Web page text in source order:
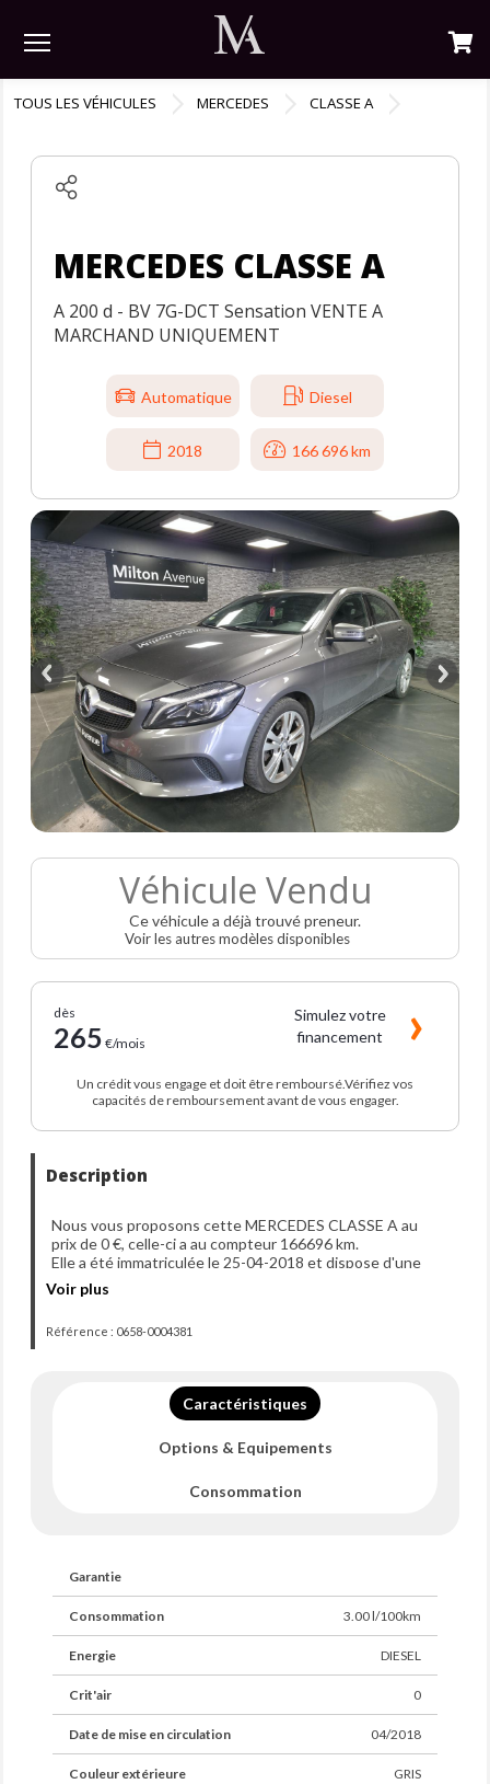
TOUS LES VÉHICULES MERCEDES CLASSE A
MERCEDES CLASSE A
A 200 d - BV 7G-DCT Sensation VENTE A
MARCHAND UNIQUEMENT
Automatique Diesel
2018 166 696 km
Véhicule Vendu
Ce véhicule a déjà trouvé preneur.
Voir les autres modèles disponibles
dès
265 €/mois
Simulez votre
financement
Un crédit vous engage et doit être remboursé.Vérifiez vos
capacités de remboursement avant de vous engager.
Description
Nous vous proposons cette MERCEDES CLASSE A au
prix de 0 €, celle-ci a au compteur 166696 km.
Elle a été immatriculée le 25-04-2018 et dispose d'une
puissance de 136ch din.
Voir plus
Référence : 0658-0004381
Caractéristiques
Options & Equipements
Consommation
Garantie
Consommation 3.00 l/100km
Energie DIESEL
Crit'air 0
Date de mise en circulation 04/2018
Couleur extérieure GRIS